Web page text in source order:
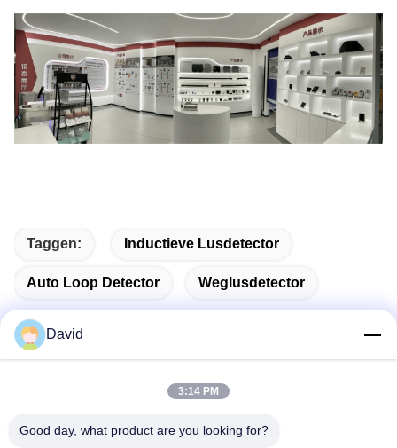
Taggen: Inductieve Lusdetector
Auto Loop Detector Weglusdetector
Adres
David
3:14 PM
Good day, what product are you looking for?